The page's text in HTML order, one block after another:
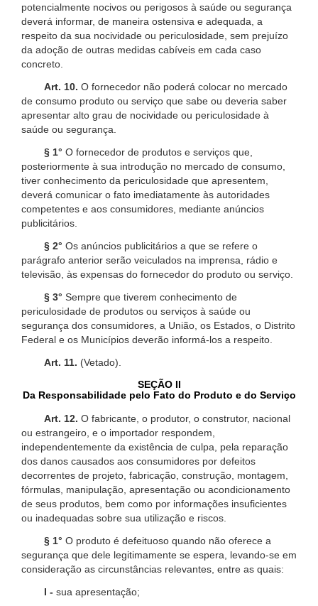
potencialmente nocivos ou perigosos à saúde ou segurança
deverá informar, de maneira ostensiva e adequada, a
respeito da sua nocividade ou periculosidade, sem prejuízo
da adoção de outras medidas cabíveis em cada caso
concreto.
Art. 10. O fornecedor não poderá colocar no mercado
de consumo produto ou serviço que sabe ou deveria saber
apresentar alto grau de nocividade ou periculosidade à
saúde ou segurança.
§ 1° O fornecedor de produtos e serviços que,
posteriormente à sua introdução no mercado de consumo,
tiver conhecimento da periculosidade que apresentem,
deverá comunicar o fato imediatamente às autoridades
competentes e aos consumidores, mediante anúncios
publicitários.
§ 2° Os anúncios publicitários a que se refere o
parágrafo anterior serão veiculados na imprensa, rádio e
televisão, às expensas do fornecedor do produto ou serviço.
§ 3° Sempre que tiverem conhecimento de
periculosidade de produtos ou serviços à saúde ou
segurança dos consumidores, a União, os Estados, o Distrito
Federal e os Municípios deverão informá-los a respeito.
Art. 11. (Vetado).
SEÇÃO II
Da Responsabilidade pelo Fato do Produto e do Serviço
Art. 12. O fabricante, o produtor, o construtor, nacional
ou estrangeiro, e o importador respondem,
independentemente da existência de culpa, pela reparação
dos danos causados aos consumidores por defeitos
decorrentes de projeto, fabricação, construção, montagem,
fórmulas, manipulação, apresentação ou acondicionamento
de seus produtos, bem como por informações insuficientes
ou inadequadas sobre sua utilização e riscos.
§ 1° O produto é defeituoso quando não oferece a
segurança que dele legitimamente se espera, levando-se em
consideração as circunstâncias relevantes, entre as quais:
I - sua apresentação;